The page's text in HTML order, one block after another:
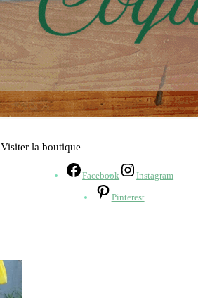
Visiter la boutique
Facebook Instagram
Pinterest